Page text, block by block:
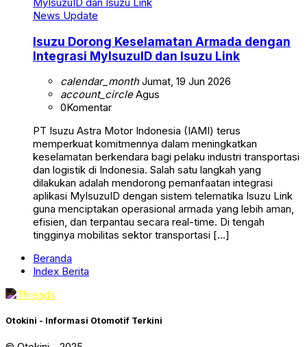
News Update
Isuzu Dorong Keselamatan Armada dengan
Integrasi MyIsuzuID dan Isuzu Link
calendar_monthJumat, 19 Jun 2026
account_circleAgus
0Komentar
PT Isuzu Astra Motor Indonesia (IAMI) terus
memperkuat komitmennya dalam meningkatkan
keselamatan berkendara bagi pelaku industri transportasi
dan logistik di Indonesia. Salah satu langkah yang
dilakukan adalah mendorong pemanfaatan integrasi
aplikasi MyIsuzuID dengan sistem telematika Isuzu Link
guna menciptakan operasional armada yang lebih aman,
efisien, dan terpantau secara real-time. Di tengah
tingginya mobilitas sektor transportasi […]
Beranda
Index Berita
Otokini - Informasi Otomotif Terkini